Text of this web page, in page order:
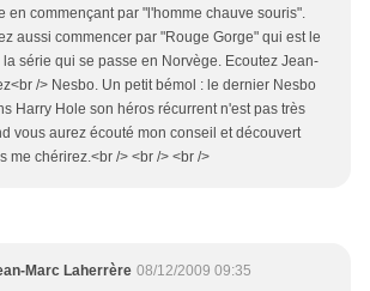
en commençant par "l'homme chauve souris".
aussi commencer par "Rouge Gorge" qui est le
série qui se passe en Norvège. Ecoutez Jean-
/> Nesbo. Un petit bémol : le dernier Nesbo
Harry Hole son héros récurrent n'est pas très
vous aurez écouté mon conseil et découvert
me chérirez.<br /> <br /> <br />
Marc Laherrère 08/12/2009 09:35